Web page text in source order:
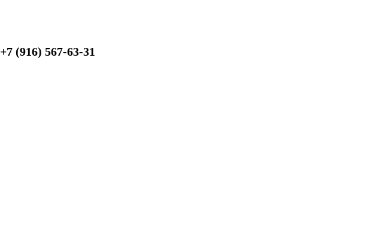
+7 (916) 567-63-31